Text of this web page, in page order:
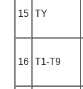
15 TY
16 T1-T9